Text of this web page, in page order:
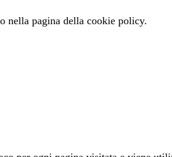
nella pagina della cookie policy.